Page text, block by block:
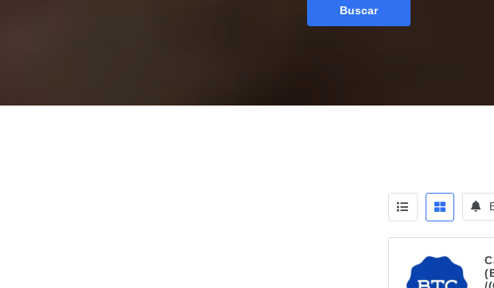
Buscar